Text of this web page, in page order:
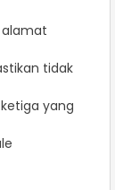
alamat
tidak
yang